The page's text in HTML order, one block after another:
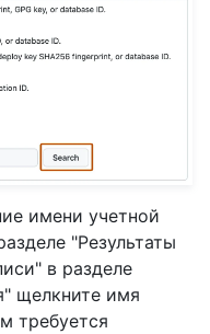
имени учетной
"Результаты
в разделе
щелкните имя
требуется